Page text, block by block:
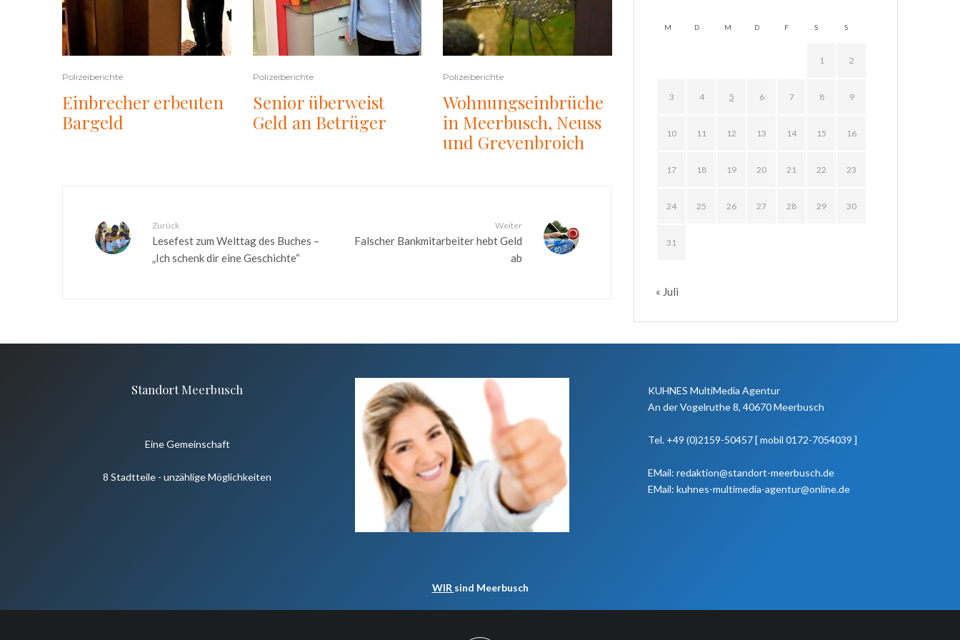
Polizeiberichte
Einbrecher erbeuten
Bargeld
Polizeiberichte
Senior überweist
Geld an Betrüger
Polizeiberichte
Wohnungseinbrüche
in Meerbusch, Neuss
und Grevenbroich
Zurück
Lesefest zum Welttag des Buches –
„Ich schenk dir eine Geschichte“
Weiter
Falscher Bankmitarbeiter hebt Geld
ab
M D M D F S S
1 2
3 4 5 6 7 8 9
10 11 12 13 14 15 16
17 18 19 20 21 22 23
24 25 26 27 28 29 30
31
« Juli
Standort Meerbusch
Eine Gemeinschaft
8 Stadtteile - unzählige Möglichkeiten
WIR sind Meerbusch
KUHNES MultiMedia Agentur
An der Vogelruthe 8, 40670 Meerbusch
Tel. +49 (0)2159-50457 [ mobil 0172-7054039 ]
EMail: redaktion@standort-meerbusch.de
EMail: kuhnes-multimedia-agentur@online.de